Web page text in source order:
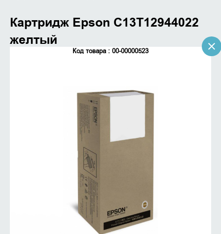
Картридж Epson C13T12944022
желтый
Код товара : 00-00000523